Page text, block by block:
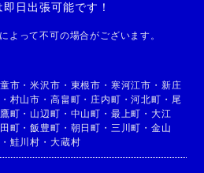
日出張可能です！
よって不可の場合がございます。
市 ・米沢市 ・ 東根市 ・ 寒河江市 ・ 新庄
・ 村山市 ・ 高畠町 ・ 庄内町 ・河北町 ・ 尾
町 ・ 山辺町 ・ 中山町 ・ 最上町 ・ 大江
町 ・飯豊町 ・ 朝日町 ・ 三川町 ・ 金山
・ 鮭川村 ・ 大蔵村